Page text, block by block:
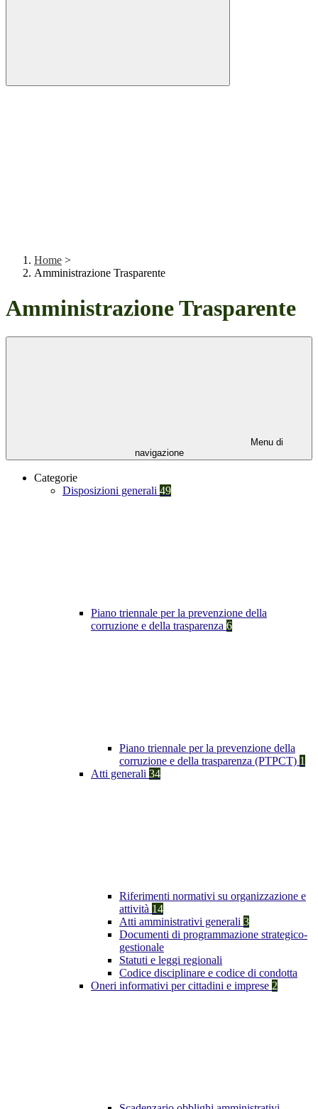
Home >
Amministrazione Trasparente
Amministrazione Trasparente
Menu di
navigazione
Categorie
Disposizioni generali 49
Piano triennale per la prevenzione della
corruzione e della trasparenza 6
Piano triennale per la prevenzione della
corruzione e della trasparenza (PTPCT) 1
Atti generali 34
Riferimenti normativi su organizzazione e
attività 14
Atti amministrativi generali 3
Documenti di programmazione strategico-
gestionale
Statuti e leggi regionali
Codice disciplinare e codice di condotta
Oneri informativi per cittadini e imprese 2